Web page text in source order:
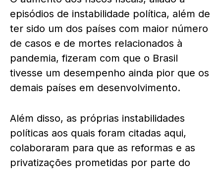
episódios de instabilidade política, além de
ter sido um dos países com maior número
de casos e de mortes relacionados à
pandemia, fizeram com que o Brasil
tivesse um desempenho ainda pior que os
demais países em desenvolvimento.
Além disso, as próprias instabilidades
políticas aos quais foram citadas aqui,
colaboraram para que as reformas e as
privatizações prometidas por parte do